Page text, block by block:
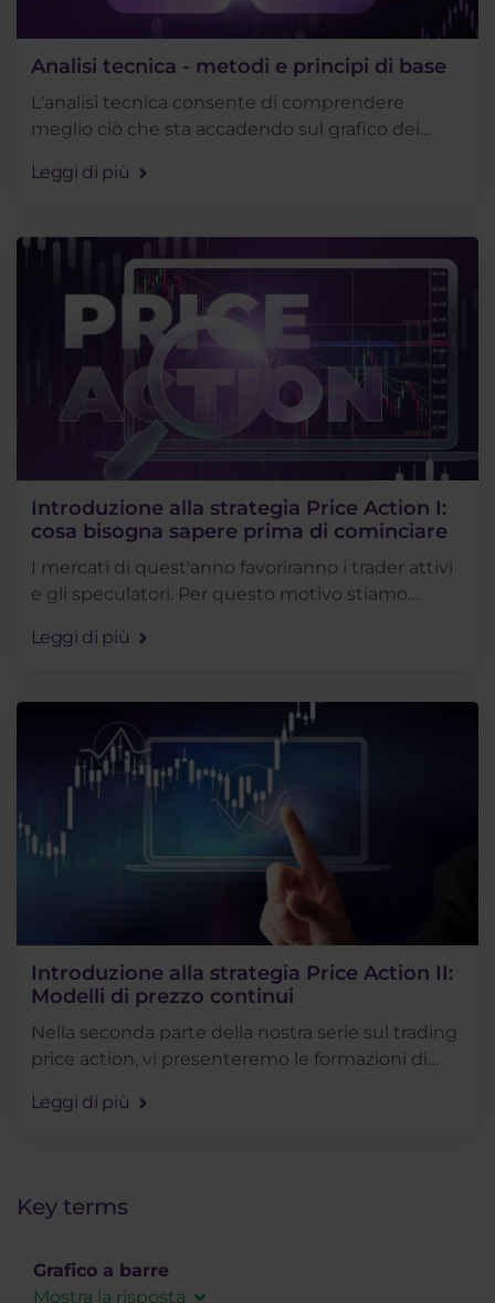
Analisi tecnica - metodi e principi di base
L'analisi tecnica consente di comprendere
meglio ciò che sta accadendo sul grafico dei
di trading emergente. Inoltre, è relativamente . . .
Leggi di più
Introduzione alla strategia Price Action I:
cosa bisogna sapere prima di cominciare
I mercati di quest'anno favoriranno i trader attivi
e gli speculatori. Per questo motivo stiamo
action che vi insegneranno gli aspetti . . .
Leggi di più
Introduzione alla strategia Price Action II:
Modelli di prezzo continui
Nella seconda parte della nostra serie sul trading
price action, vi presenteremo le formazioni di
a fare trading.
Leggi di più
Key terms
Grafico a barre
Mostra la risposta